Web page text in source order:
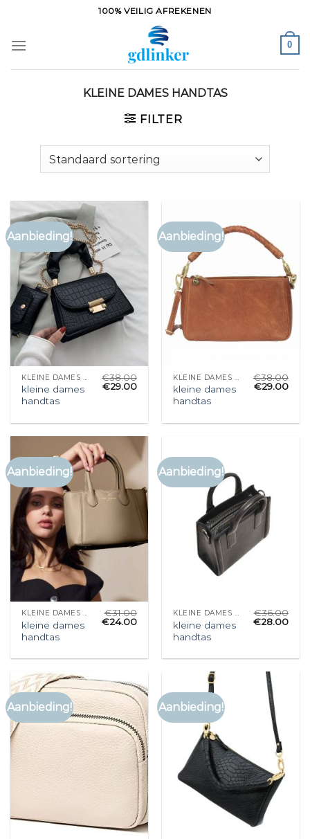
inhoud
100% VEILIG AFREKENEN
0
KLEINE DAMES HANDTAS
FILTER
Aanbieding!
kleine dames
handtas
€38.00
€29.00
Aanbieding!
kleine dames
handtas
€38.00
€29.00
Aanbieding!
KLEINE DAMES HANDTAS
kleine dames
handtas
€31.00
€24.00
Aanbieding!
KLEINE DAMES HANDTAS
kleine dames
handtas
€36.00
€28.00
Aanbieding! Aanbieding!